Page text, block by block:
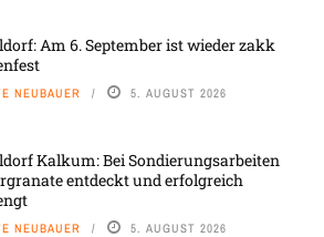
Am 6. September ist wieder zakk
NEUBAUER 5. AUGUST 2026
Kalkum: Bei Sondierungsarbeiten
entdeckt und erfolgreich
NEUBAUER 5. AUGUST 2026